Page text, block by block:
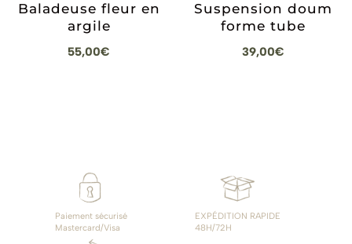
Baladeuse fleur en
argile
55,00€
Suspension doum
forme tube
39,00€
Paiement sécurisé
Mastercard/Visa
EXPÉDITION RAPIDE
48H/72H